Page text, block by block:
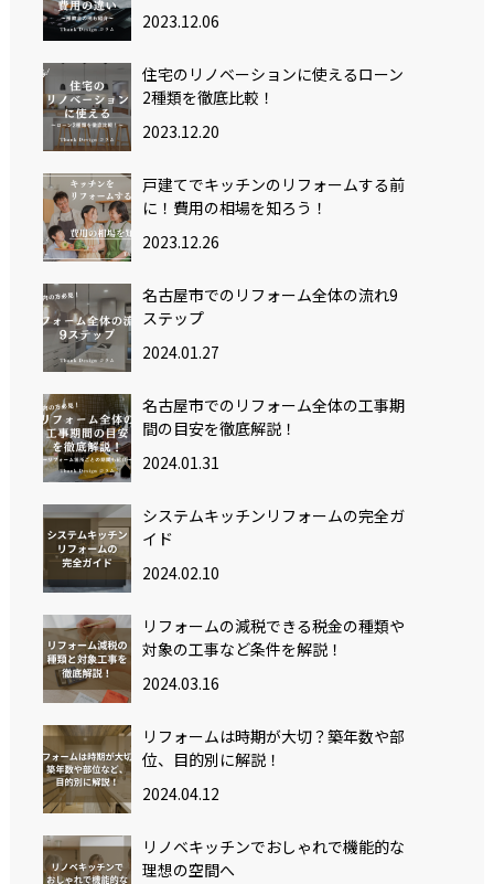
2023.12.06
住宅のリノベーションに使えるローン
2種類を徹底比較！
2023.12.20
戸建てでキッチンのリフォームする前
に！費用の相場を知ろう！
2023.12.26
名古屋市でのリフォーム全体の流れ9
ステップ
2024.01.27
名古屋市でのリフォーム全体の工事期
間の目安を徹底解説！
2024.01.31
システムキッチンリフォームの完全ガ
イド
2024.02.10
リフォームの減税できる税金の種類や
対象の工事など条件を解説！
2024.03.16
リフォームは時期が大切？築年数や部
位、目的別に解説！
2024.04.12
リノベキッチンでおしゃれで機能的な
理想の空間へ